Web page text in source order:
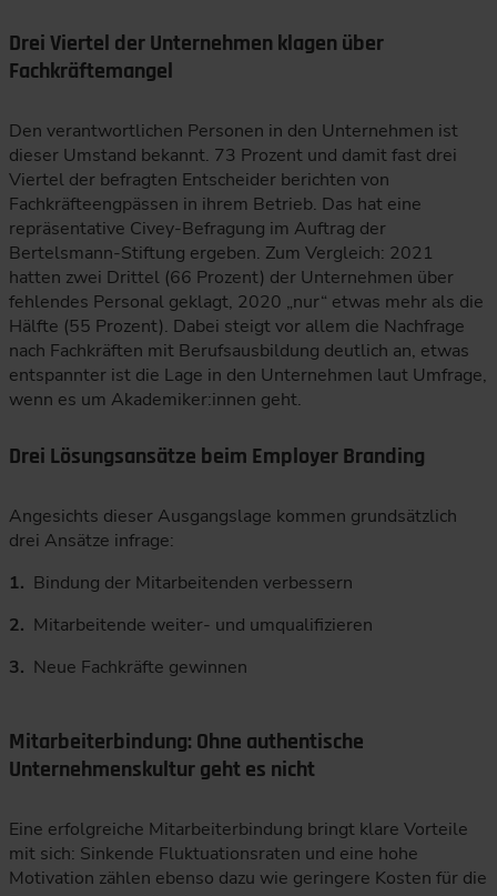
Drei Viertel der Unternehmen klagen über
Fachkräftemangel
Den verantwortlichen Personen in den Unternehmen ist
dieser Umstand bekannt. 73 Prozent und damit fast drei
Viertel der befragten Entscheider berichten von
Fachkräfteengpässen in ihrem Betrieb. Das hat eine
repräsentative Civey-Befragung im Auftrag der
Bertelsmann-Stiftung ergeben. Zum Vergleich: 2021
hatten zwei Drittel (66 Prozent) der Unternehmen über
fehlendes Personal geklagt, 2020 „nur“ etwas mehr als die
Hälfte (55 Prozent). Dabei steigt vor allem die Nachfrage
nach Fachkräften mit Berufsausbildung deutlich an, etwas
entspannter ist die Lage in den Unternehmen laut Umfrage,
wenn es um Akademiker:innen geht.
Drei Lösungsansätze beim Employer Branding
Angesichts dieser Ausgangslage kommen grundsätzlich
drei Ansätze infrage:
Bindung der Mitarbeitenden verbessern
Mitarbeitende weiter- und umqualifizieren
Neue Fachkräfte gewinnen
Mitarbeiterbindung: Ohne authentische
Unternehmenskultur geht es nicht
Eine erfolgreiche Mitarbeiterbindung bringt klare Vorteile
mit sich: Sinkende Fluktuationsraten und eine hohe
Motivation zählen ebenso dazu wie geringere Kosten für die